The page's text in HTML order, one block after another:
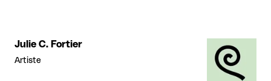
Julie C. Fortier
Artiste